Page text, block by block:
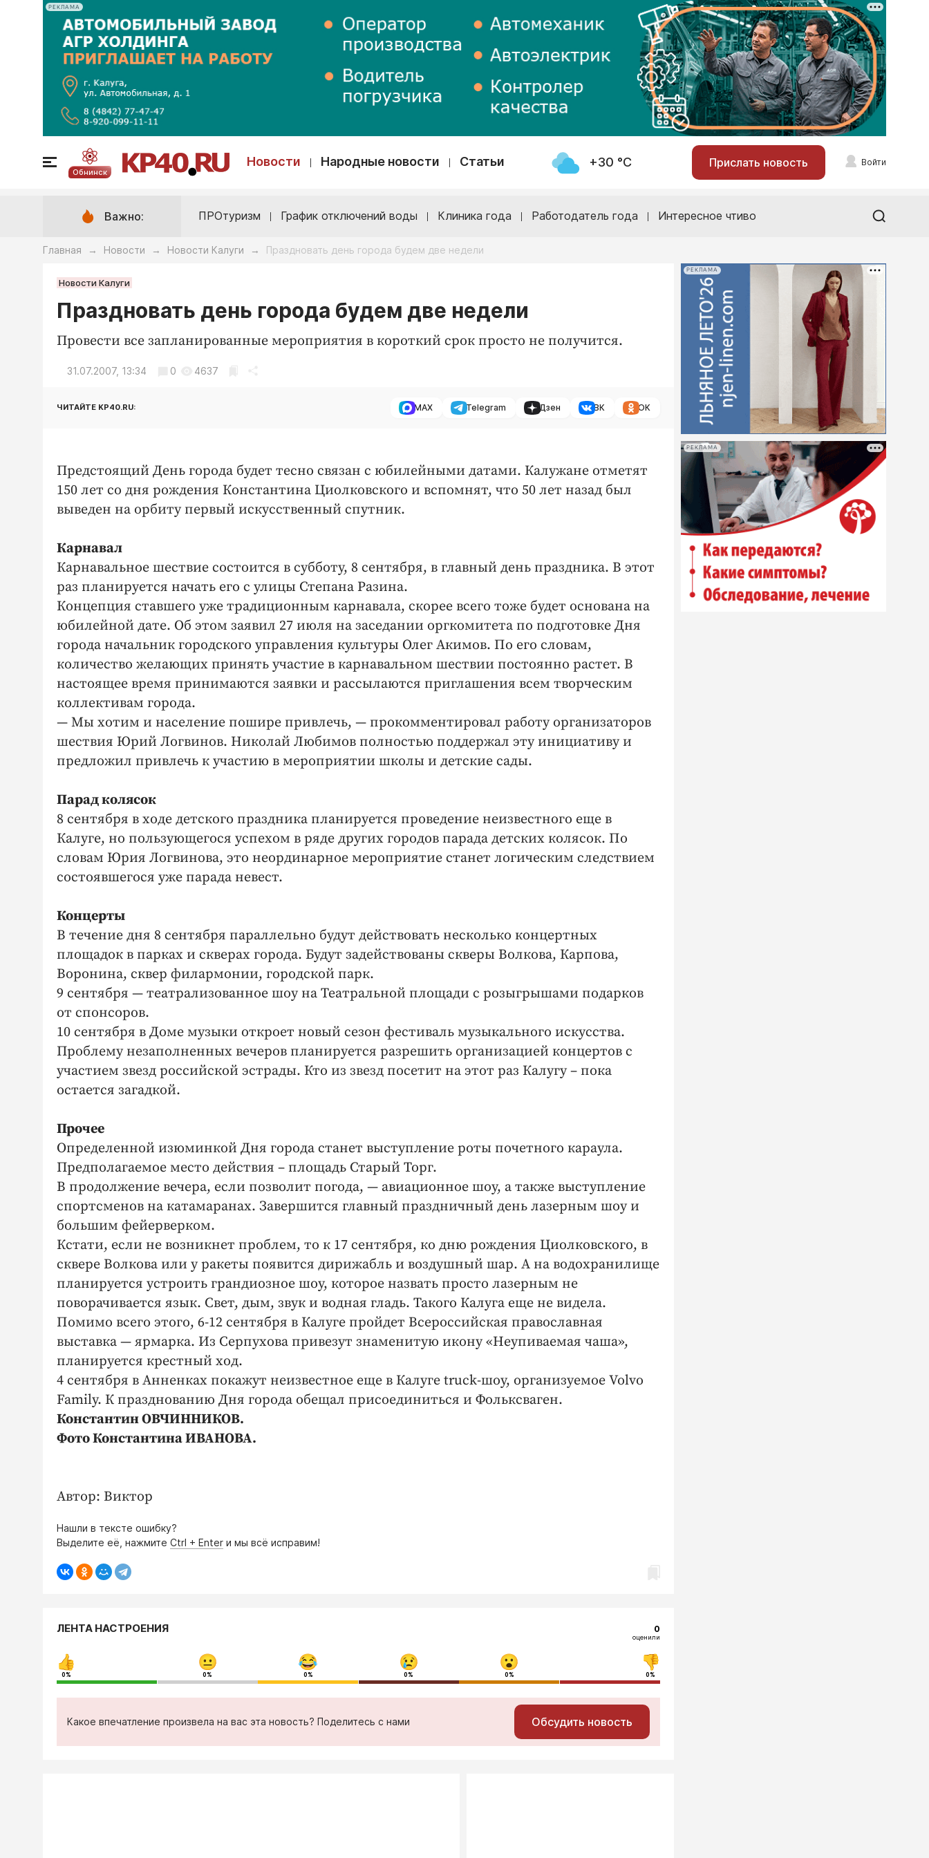
РЕКЛАМА
Обнинск
Новости Народные новости Статьи +30 °С Прислать новость Войти
Важно: ПРОтуризм График отключений воды Клиника года Работодатель года Интересное чтиво
Главная → Новости → Новости Калуги → Праздновать день города будем две недели
Новости Калуги
Праздновать день города будем две недели
Провести все запланированные мероприятия в короткий срок просто не получится.
31.07.2007, 13:34 0 4637
ЧИТАЙТЕ KP40.RU: MAX Telegram Дзен ВК ОК
Предстоящий День города будет тесно связан с юбилейными датами. Калужане отметят
150 лет со дня рождения Константина Циолковского и вспомнят, что 50 лет назад был
выведен на орбиту первый искусственный спутник.
Карнавал
Карнавальное шествие состоится в субботу, 8 сентября, в главный день праздника. В этот
раз планируется начать его с улицы Степана Разина.
Концепция ставшего уже традиционным карнавала, скорее всего тоже будет основана на
юбилейной дате. Об этом заявил 27 июля на заседании оргкомитета по подготовке Дня
города начальник городского управления культуры Олег Акимов. По его словам,
количество желающих принять участие в карнавальном шествии постоянно растет. В
настоящее время принимаются заявки и рассылаются приглашения всем творческим
коллективам города.
— Мы хотим и население пошире привлечь, — прокомментировал работу организаторов
шествия Юрий Логвинов. Николай Любимов полностью поддержал эту инициативу и
предложил привлечь к участию в мероприятии школы и детские сады.
Парад колясок
8 сентября в ходе детского праздника планируется проведение неизвестного еще в
Калуге, но пользующегося успехом в ряде других городов парада детских колясок. По
словам Юрия Логвинова, это неординарное мероприятие станет логическим следствием
состоявшегося уже парада невест.
Концерты
В течение дня 8 сентября параллельно будут действовать несколько концертных
площадок в парках и скверах города. Будут задействованы скверы Волкова, Карпова,
Воронина, сквер филармонии, городской парк.
9 сентября — театрализованное шоу на Театральной площади с розыгрышами подарков
от спонсоров.
10 сентября в Доме музыки откроет новый сезон фестиваль музыкального искусства.
Проблему незаполненных вечеров планируется разрешить организацией концертов с
участием звезд российской эстрады. Кто из звезд посетит на этот раз Калугу – пока
остается загадкой.
Прочее
Определенной изюминкой Дня города станет выступление роты почетного караула.
Предполагаемое место действия – площадь Старый Торг.
В продолжение вечера, если позволит погода, — авиационное шоу, а также выступление
спортсменов на катамаранах. Завершится главный праздничный день лазерным шоу и
большим фейерверком.
Кстати, если не возникнет проблем, то к 17 сентября, ко дню рождения Циолковского, в
сквере Волкова или у ракеты появится дирижабль и воздушный шар. А на водохранилище
планируется устроить грандиозное шоу, которое назвать просто лазерным не
поворачивается язык. Свет, дым, звук и водная гладь. Такого Калуга еще не видела.
Помимо всего этого, 6-12 сентября в Калуге пройдет Всероссийская православная
выставка — ярмарка. Из Серпухова привезут знаменитую икону «Неупиваемая чаша»,
планируется крестный ход.
4 сентября в Анненках покажут неизвестное еще в Калуге truck-шоу, организуемое Volvo
Family. К празднованию Дня города обещал присоединиться и Фольксваген.
Константин ОВЧИННИКОВ.
Фото Константина ИВАНОВА.
Автор: Виктор
Нашли в тексте ошибку?
Выделите её, нажмите Ctrl + Enter и мы всё исправим!
РЕКЛАМА
РЕКЛАМА
ЛЕНТА НАСТРОЕНИЯ 0
оценили
0% 0% 0% 0% 0% 0%
Какое впечатление произвела на вас эта новость? Поделитесь с нами Обсудить новость